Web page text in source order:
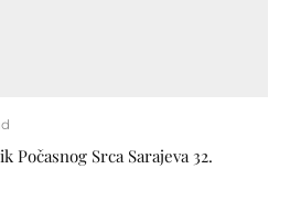
Srca Sarajeva 32.